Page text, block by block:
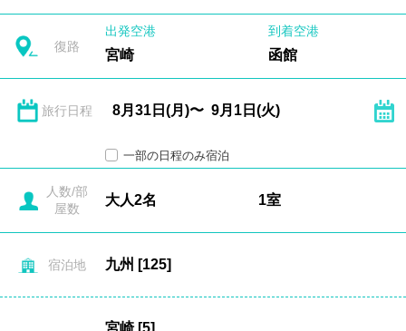
復路
出発空港
宮崎
到着空港
函館
旅行日程
一部の日程のみ宿泊
人数/部
屋数
宿泊地